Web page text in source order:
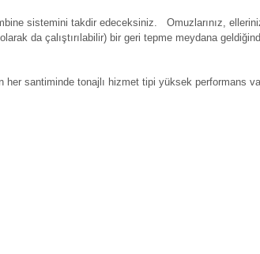
sistemini takdir edeceksiniz. Omuzlarınız,
da çalıştırılabilir) bir geri tepme meydana
her santiminde tonajlı hizmet tipi yüksek performans